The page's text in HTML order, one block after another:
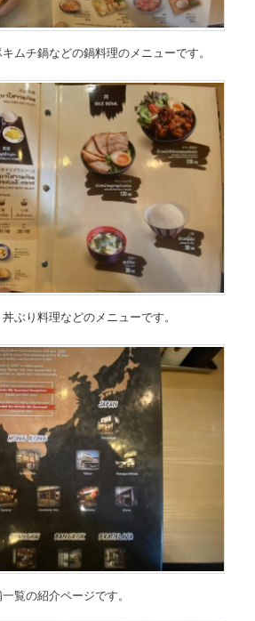
キムチ鍋などの鍋料理のメニューです。
ぶり料理などのメニューです。
覧の紹介ページです。